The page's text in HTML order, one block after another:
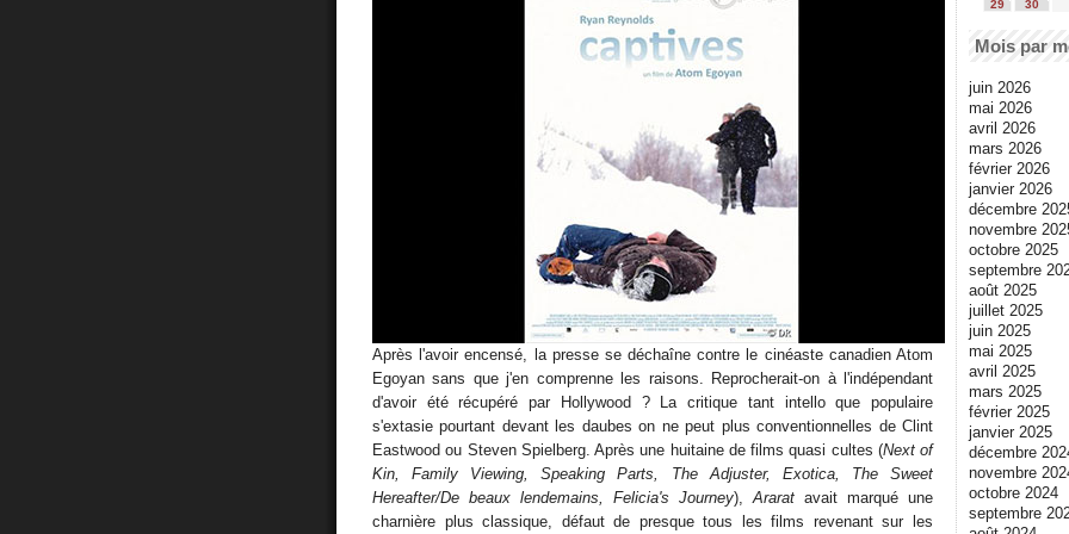
Après l'avoir encensé, la presse se déchaîne contre le cinéaste canadien Atom
Egoyan sans que j'en comprenne les raisons. Reprocherait-on à l'indépendant
d'avoir été récupéré par Hollywood ? La critique tant intello que populaire
s'extasie pourtant devant les daubes on ne peut plus conventionnelles de Clint
Eastwood ou Steven Spielberg. Après une huitaine de films quasi cultes (Next of
Kin, Family Viewing, Speaking Parts, The Adjuster, Exotica, The Sweet
Hereafter/De beaux lendemains, Felicia's Journey), Ararat avait marqué une
charnière plus classique, défaut de presque tous les films revenant sur les
29
30
Mois par
juin 2026
mai 2026
avril 2026
mars 2026
février 2026
janvier 2026
décembre
novembre
octobre 2025
septembre
août 2025
juillet 2025
juin 2025
mai 2025
avril 2025
mars 2025
février 2025
janvier 2025
décembre
novembre
octobre 2024
septembre